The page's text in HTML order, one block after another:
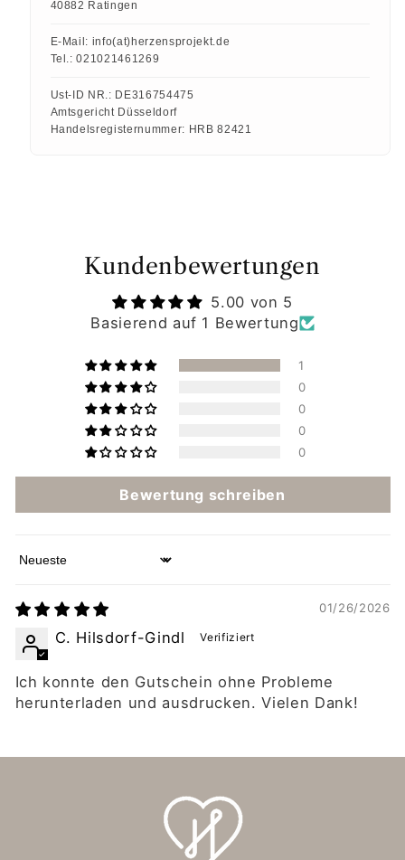
40882 Ratingen
E-Mail: info(at)herzensprojekt.de
Tel.: 021021461269
Ust-ID NR.: DE316754475
Amtsgericht Düsseldorf
Handelsregisternummer: HRB 82421
Kundenbewertungen
5.00 von 5
Basierend auf 1 Bewertung
1
0
0
0
0
Bewertung schreiben
Sort by
01/26/2026
C. Hilsdorf-Gindl
Ich konnte den Gutschein ohne Probleme
herunterladen und ausdrucken. Vielen Dank!